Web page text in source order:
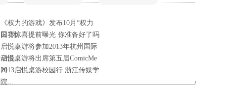
《权力的游戏》发布10月“权力
日”比...
国赛惊喜提前曝光 你准备好了吗
启悦桌游将参加2013年杭州国际
动漫...
启悦桌游将出席第五届ComicMe
同...
2013启悦桌游校园行 浙江传媒学
院...